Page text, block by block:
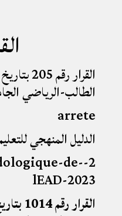
الطالب-الرياضي
arrete
الدليل المنهجي
de-
lEAD-2023